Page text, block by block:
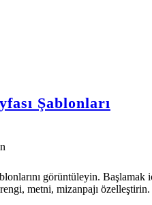
Şablonları
görüntüleyin. Başlamak
metni, mizanpajı